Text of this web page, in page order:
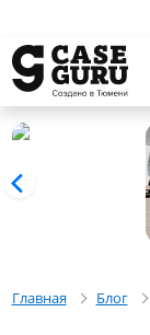
Главная Блог